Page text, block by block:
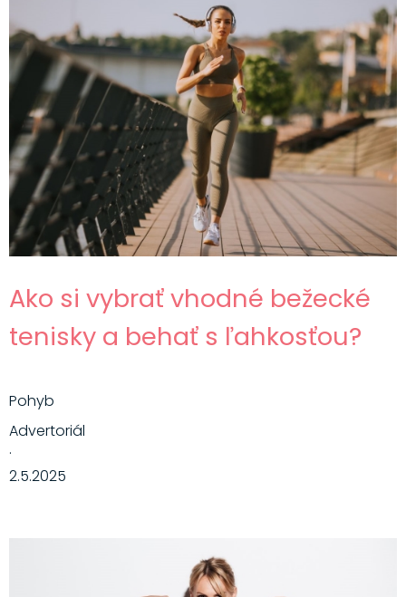
Ako si vybrať vhodné bežecké
tenisky a behať s ľahkosťou?
Pohyb
Advertoriál
·
2.5.2025